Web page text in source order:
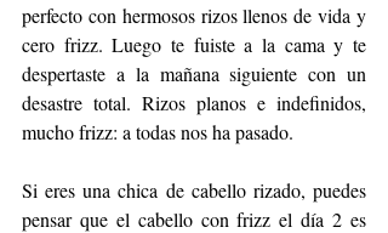
perfecto con hermosos rizos llenos de vida y
cero frizz. Luego te fuiste a la cama y te
despertaste a la mañana siguiente con un
desastre total. Rizos planos e indefinidos,
mucho frizz: a todas nos ha pasado.
Si eres una chica de cabello rizado, puedes
pensar que el cabello con frizz el día 2 es